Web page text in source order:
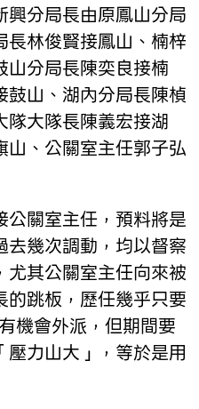
興分局長由原鳳山分局
林俊賢接鳳山、楠梓
山分局長陳奕良接楠
山、湖內分局長陳楨
隊大隊長陳義宏接湖
山、公關室主任郭子弘
關室主任，預料將是
幾次調動，均以督察
其公關室主任向來被
跳板，歷任幾乎只要
機會外派，但期間要
力山大」，等於是用